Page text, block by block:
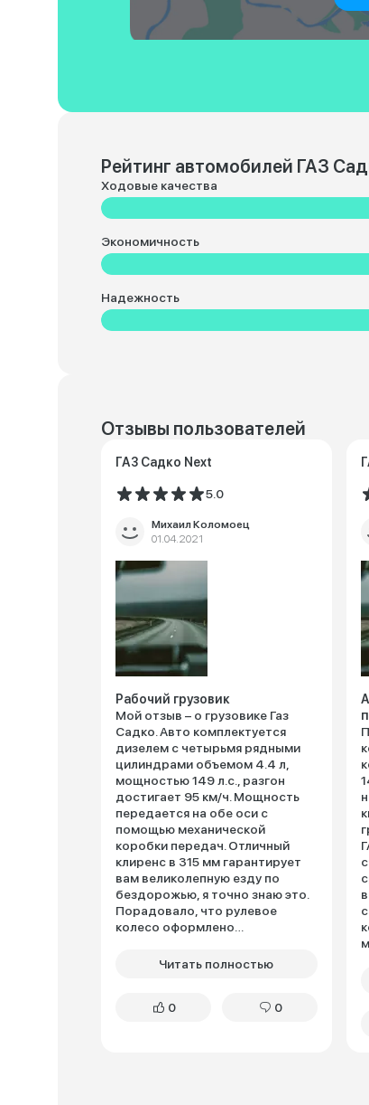
Рейтинг автомобилей ГАЗ
Ходовые качества
Экономичность
Надежность
Отзывы пользователей
ГАЗ Садко Next
5.0
Михаил Коломоец
01.04.2021
Рабочий грузовик
Мой отзыв – о грузовике Газ
Садко. Авто комплектуется
дизелем с четырьмя рядными
цилиндрами объемом 4.4 л,
мощностью 149 л.с., разгон
достигает 95 км/ч. Мощность
передается на обе оси с
помощью механической
коробки передач. Отличный
клиренс в 315 мм гарантирует
вам великолепную езду по
бездорожью, я точно знаю это.
Порадовало, что рулевое
колесо оформлено
система пневматическая.
надежности ему добавляет
Читать полностью
0 0